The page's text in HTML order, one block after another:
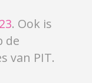
. Ook is
de
van PIT.